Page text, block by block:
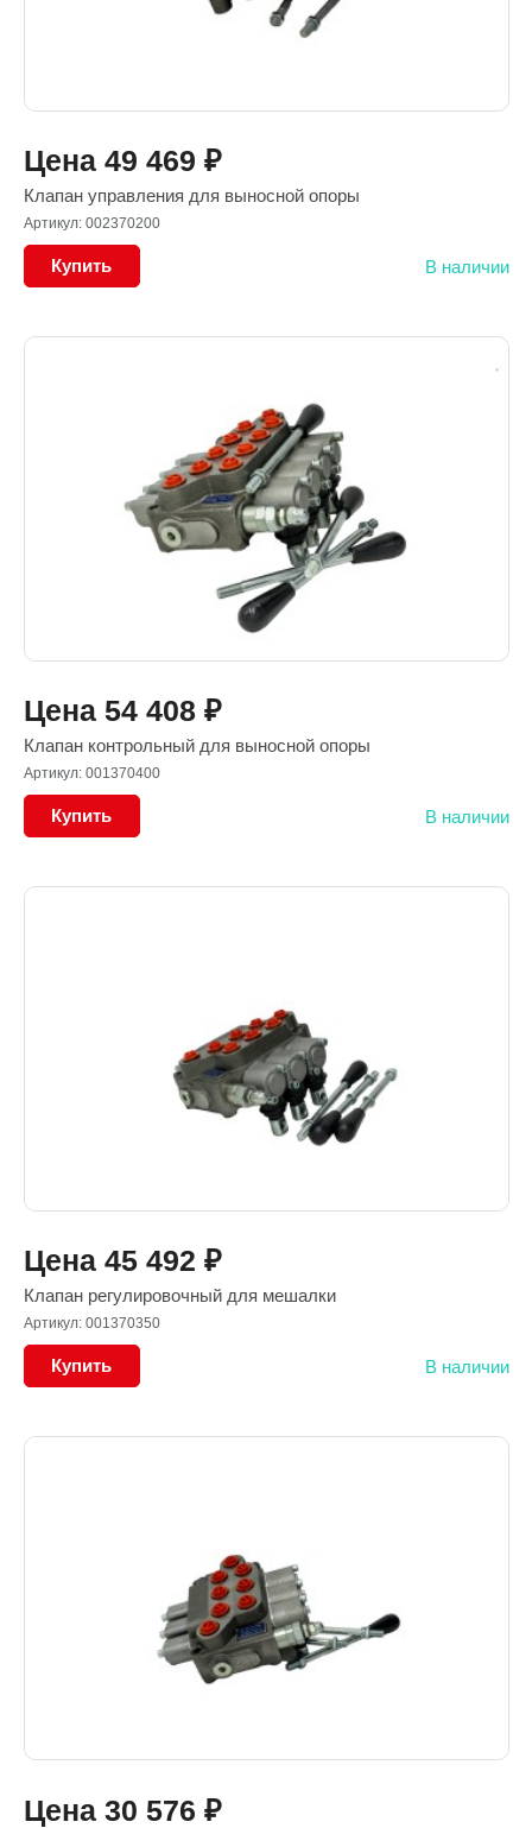
Цена 49 469 ₽
Клапан управления для выносной опоры
Артикул: 002370200
Купить В наличии
Цена 54 408 ₽
Клапан контрольный для выносной опоры
Артикул: 001370400
Купить В наличии
Цена 45 492 ₽
Клапан регулировочный для мешалки
Артикул: 001370350
Купить В наличии
Цена 30 576 ₽